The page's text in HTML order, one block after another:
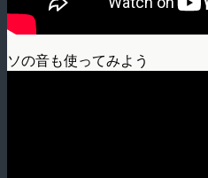
ソの音も使ってみよう